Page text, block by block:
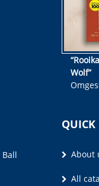
Wolf”
Olivia
Ball
About
All